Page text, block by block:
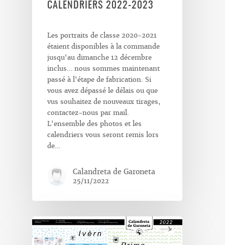
CALENDRIERS 2022-2023
Les portraits de classe 2020-2021
étaient disponibles à la commande
jusqu'au dimanche 12 décembre
inclus… nous sommes maintenant
passé à l'étape de fabrication. Si
vous avez dépassé le délais ou que
vus souhaitez de nouveaux tirages,
contactez-nous par mail.
L'ensemble des photos et les
calendriers vous seront remis lors
de…
Calandreta de Garoneta
25/11/2022